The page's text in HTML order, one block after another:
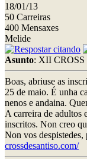
18/01/13
50 Carreiras
400 Mensaxes
Melide
Asunto: XII
Boas, abriuse as
25 de maio. É unha
nenos e andaina.
A carreira de adultos
inscritos. Non creo
Non vos
crossdesantiso.com/